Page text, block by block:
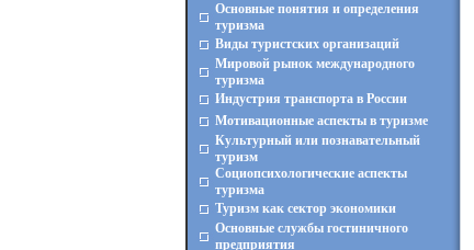
Основные понятия и определения
туризма
Виды туристских организаций
Мировой рынок международного
туризма
Индустрия транспорта в России
Мотивационные аспекты в туризме
Культурный или познавательный
туризм
Социопсихологические аспекты
туризма
Туризм как сектор экономики
Основные службы гостиничного
предприятия